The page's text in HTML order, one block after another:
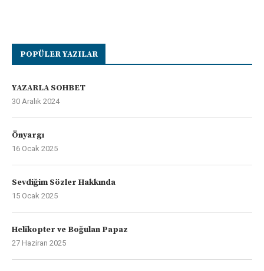
POPÜLER YAZILAR
YAZARLA SOHBET
30 Aralık 2024
Önyargı
16 Ocak 2025
Sevdiğim Sözler Hakkında
15 Ocak 2025
Helikopter ve Boğulan Papaz
27 Haziran 2025